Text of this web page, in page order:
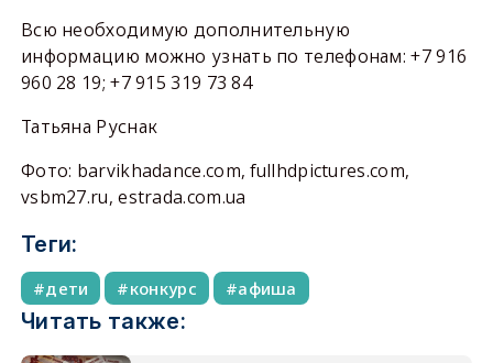
Всю необходимую дополнительную
информацию можно узнать по телефонам: +7 916
960 28 19; +7 915 319 73 84
Татьяна Руснак
Фото: barvikhadance.com, fullhdpictures.com,
vsbm27.ru, estrada.com.ua
Теги:
дети конкурс афиша
Читать также: